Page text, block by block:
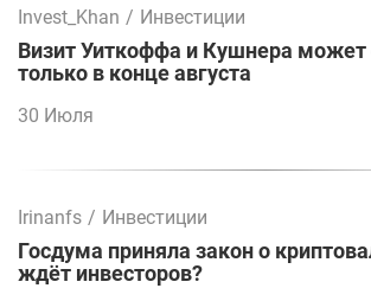
Invest_Khan / Инвестиции
Визит Уиткоффа и Кушнера может
только в конце августа
30 Июля
Irinanfs / Инвестиции
Госдума приняла закон о
ждёт инвесторов?